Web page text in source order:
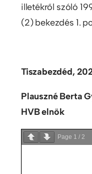
illetékről szóló
(2) bekezdés 1.
Tiszabezdéd,
Plauszné Berta
HVB elnök
Page 1 / 2